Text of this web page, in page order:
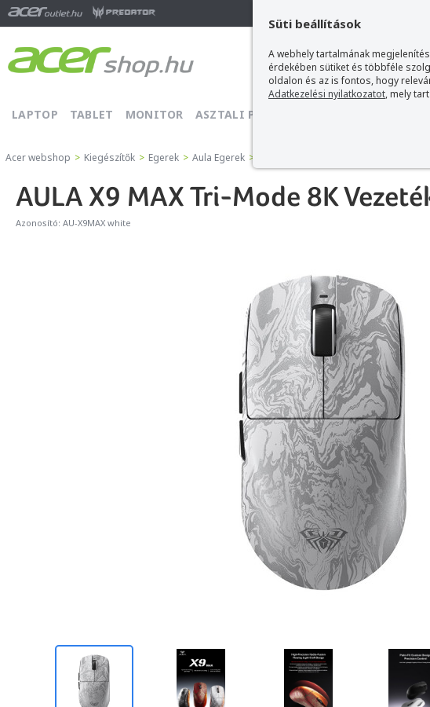
Süti beállítások
A webhely tartalmának
érdekében sütiket és többféle
oldalon és az is fontos, hogy
Adatkezelési nyilatkozatot, mely
LAPTOP TABLET MONITOR ASZTALI PC
Acer webshop > Kiegészítők > Egerek > Aula Egerek >
AULA X9 MAX Tri-Mode 8K
Azonosító: AU-X9MAX white